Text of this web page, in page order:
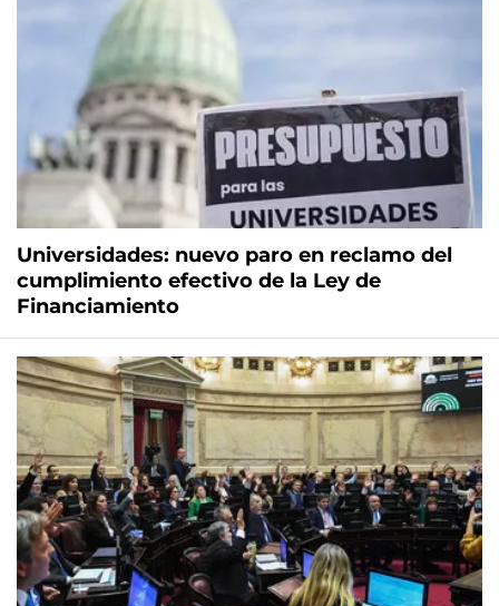
Universidades: nuevo paro en reclamo del
cumplimiento efectivo de la Ley de
Financiamiento